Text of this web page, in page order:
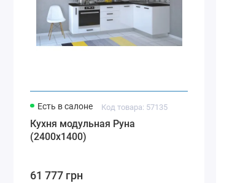
Есть в салоне Код товара: 57135
Кухня модульная Руна
(2400х1400)
61 777 грн